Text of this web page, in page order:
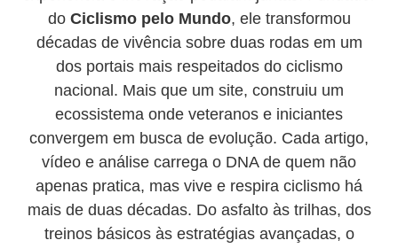
do Ciclismo pelo Mundo, ele transformou
décadas de vivência sobre duas rodas em um
dos portais mais respeitados do ciclismo
nacional. Mais que um site, construiu um
ecossistema onde veteranos e iniciantes
convergem em busca de evolução. Cada artigo,
vídeo e análise carrega o DNA de quem não
apenas pratica, mas vive e respira ciclismo há
mais de duas décadas. Do asfalto às trilhas, dos
treinos básicos às estratégias avançadas, o